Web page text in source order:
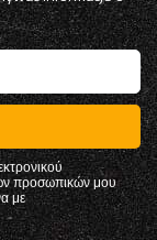
προσωπικών μου
με